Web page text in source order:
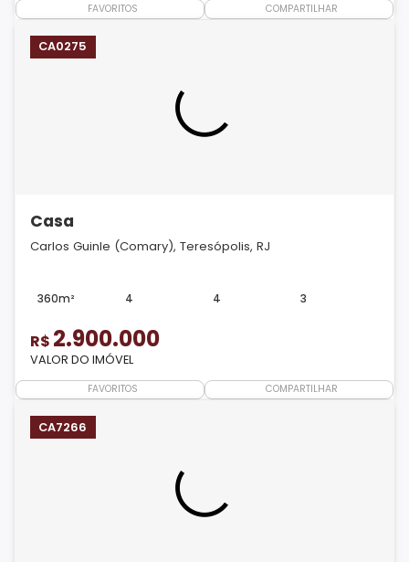
FAVORITOS COMPARTILHAR
CA0275
Casa
Carlos Guinle (Comary), Teresópolis, RJ
360m² 4 4 3
R$ 2.900.000
VALOR DO IMÓVEL
FAVORITOS COMPARTILHAR
CA7266